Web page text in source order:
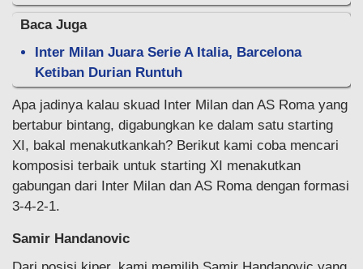
Baca Juga
Inter Milan Juara Serie A Italia, Barcelona
Ketiban Durian Runtuh
Apa jadinya kalau skuad Inter Milan dan AS Roma yang
bertabur bintang, digabungkan ke dalam satu starting
XI, bakal menakutkankah? Berikut kami coba mencari
komposisi terbaik untuk starting XI menakutkan
gabungan dari Inter Milan dan AS Roma dengan formasi
3-4-2-1.
Samir Handanovic